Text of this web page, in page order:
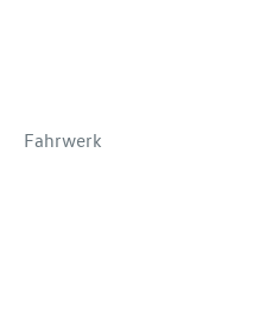
Fahrwerk